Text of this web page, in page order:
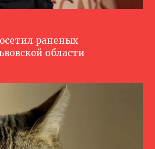
раненых
области